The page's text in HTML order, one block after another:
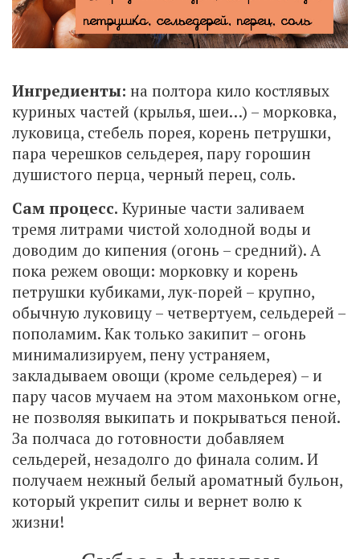
Ингредиенты: на полтора кило костлявых
куриных частей (крылья, шеи…) – морковка,
луковица, стебель порея, корень петрушки,
пара черешков сельдерея, пару горошин
душистого перца, черный перец, соль.
Сам процесс. Куриные части заливаем
тремя литрами чистой холодной воды и
доводим до кипения (огонь – средний). А
пока режем овощи: морковку и корень
петрушки кубиками, лук-порей – крупно,
обычную луковицу – четвертуем, сельдерей –
пополамим. Как только закипит – огонь
минимализируем, пену устраняем,
закладываем овощи (кроме сельдерея) – и
пару часов мучаем на этом махоньком огне,
не позволяя выкипать и покрываться пеной.
За полчаса до готовности добавляем
сельдерей, незадолго до финала солим. И
получаем нежный белый ароматный бульон,
который укрепит силы и вернет волю к
жизни!